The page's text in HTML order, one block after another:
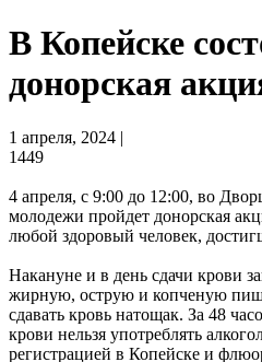
В Копейске
донорская
1 апреля, 2024 |
1449
4 апреля, с 9:00 до 12:00, во
молодежи пройдет донорская
любой здоровый человек,
Накануне и в день сдачи крови
жирную, острую и копченую
сдавать кровь натощак. За 48
крови нельзя употреблять
регистрацией в Копейске и